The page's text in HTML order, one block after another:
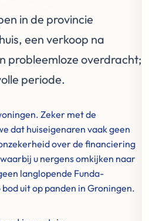
in de provincie
een verkoop na
probleemloze overdracht;
periode.
Zeker met de
dat huiseigenaren vaak geen
over de financiering
u nergens omkijken naar
langlopende Funda-
uit op panden in Groningen.